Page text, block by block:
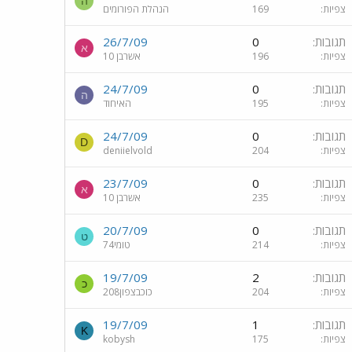
צפיות 169 הנהלת הפורומים
תגובות 0
צפיות 196
26/7/09
אשרבן 10
א
תגובות 0
צפיות 195
24/7/09
האיחוד
ה
תגובות 0
צפיות 204
24/7/09
deniielvold
D
תגובות 0
צפיות 235
23/7/09
אשרבן 10
א
תגובות 0
צפיות 214
20/7/09
טומי74
ט
תגובות 2
צפיות 204
19/7/09
כוכבצפון208
כ
תגובות 1
צפיות 175
19/7/09
kobysh
K